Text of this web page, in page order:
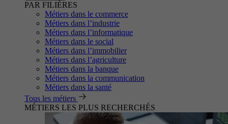
PAR FILIÈRES
Métiers dans le commerce
Métiers dans l’industrie
Métiers dans l’informatique
Métiers dans le social
Métiers dans l’immobilier
Métiers dans l’agriculture
Métiers dans la banque
Métiers dans la communication
Métiers dans la santé
Tous les métiers
MÉTIERS LES PLUS RECHERCHÉS